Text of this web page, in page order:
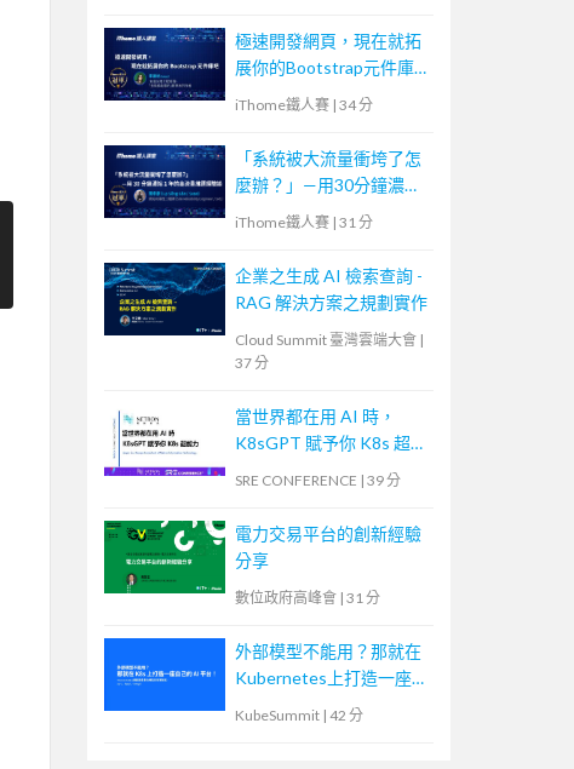
極速開發網頁，現在就拓
展你的Bootstrap元件庫
iThome鐵人賽 | 34 分
「系統被大流量衝垮了怎
麼辦？」—用30分鐘濃縮
1年的高流量維運經驗談
iThome鐵人賽 | 31 分
企業之生成 AI 檢索查詢 -
RAG 解決方案之規劃實作
Cloud Summit 臺灣雲端大會 |
37 分
當世界都在用 AI 時，
K8sGPT 賦予你 K8s 超能
SRE CONFERENCE | 39 分
電力交易平台的創新經驗
分享
數位政府高峰會 | 31 分
外部模型不能用？那就在
Kubernetes上打造一座自
KubeSummit | 42 分